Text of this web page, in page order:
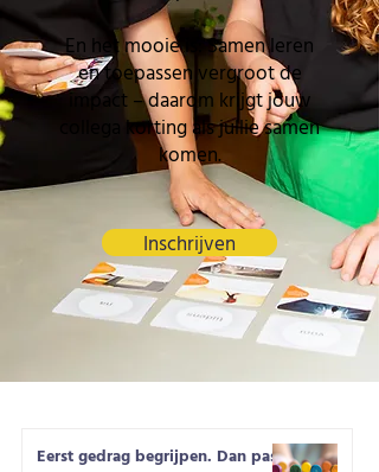
En het mooie is: Samen leren
en toepassen vergroot de
impact – daarom krijgt jouw
collega korting als jullie samen
komen.
Inschrijven
Eerst gedrag begrijpen. Dan pas